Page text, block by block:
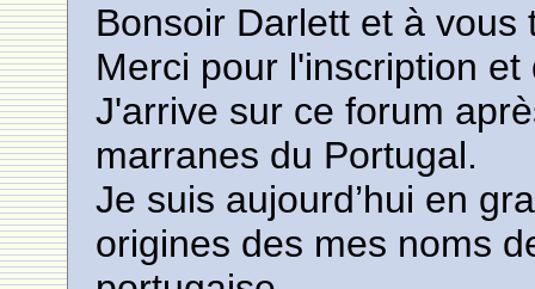
Bonsoir Darlett et à vous
Merci pour l'inscription
J'arrive sur ce forum
marranes du Portugal.
Je suis aujourd’hui en
origines des mes noms